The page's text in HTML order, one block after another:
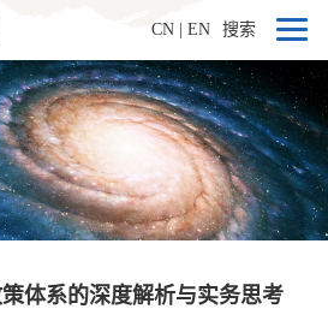
CN EN 搜索
体系的深度解析与实务思考